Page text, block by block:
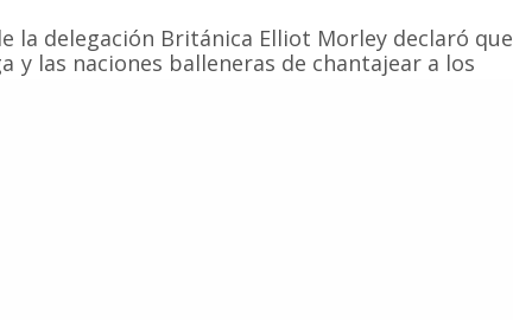
la delegación Británica Elliot Morley declaró que
y las naciones balleneras de chantajear a los